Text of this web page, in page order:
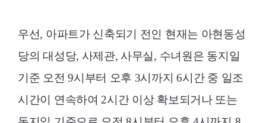
우선, 아파트가 신축되기 전인 현재는 아현동성
당의 대성당, 사제관, 사무실, 수녀원은 동지일
기준 오전 9시부터 오후 3시까지 6시간 중 일조
시간이 연속하여 2시간 이상 확보되거나 또는